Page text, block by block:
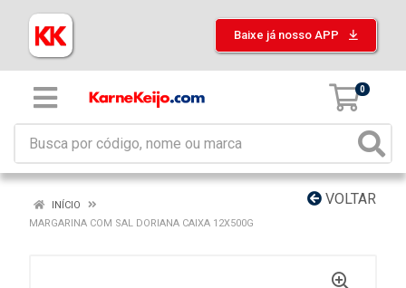
Baixe já nosso APP
0
VOLTAR
INÍCIO
MARGARINA COM SAL DORIANA CAIXA 12X500G